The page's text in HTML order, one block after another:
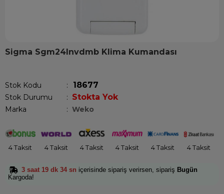
Sigma Sgm24Invdmb Klima Kumandası
Stok Kodu 18677
Stok Durumu : Stokta Yok
Marka : Weko
4 Taksit 4 Taksit 4 Taksit 4 Taksit 4 Taksit 4 Taksit
3 saat 19 dk 33 sn içerisinde sipariş verirsen, sipariş Bugün
Kargoda!